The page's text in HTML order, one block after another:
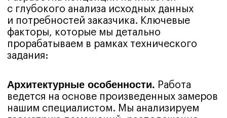
Портфолио/
Наши работы